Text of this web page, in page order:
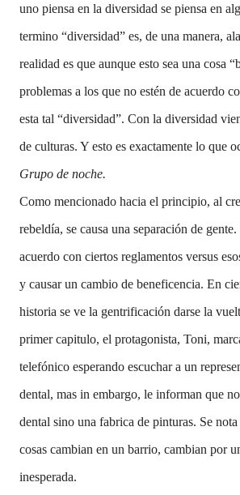
uno piensa en la diversidad se piensa en
termino “diversidad” es, de una manera,
realidad es que aunque esto sea una cosa
problemas a los que no estén de acuerdo
esta tal “diversidad”. Con la diversidad
de culturas. Y esto es exactamente lo que
Grupo de noche.
Como mencionado hacia el principio, al
rebeldía, se causa una separación de
acuerdo con ciertos reglamentos versus
y causar un cambio de beneficencia. En
historia se ve la gentrificación darse la
primer capitulo, el protagonista, Toni,
telefónico esperando escuchar a un
dental, mas in embargo, le informan que
dental sino una fabrica de pinturas. Se
cosas cambian en un barrio, cambian por
inesperada.